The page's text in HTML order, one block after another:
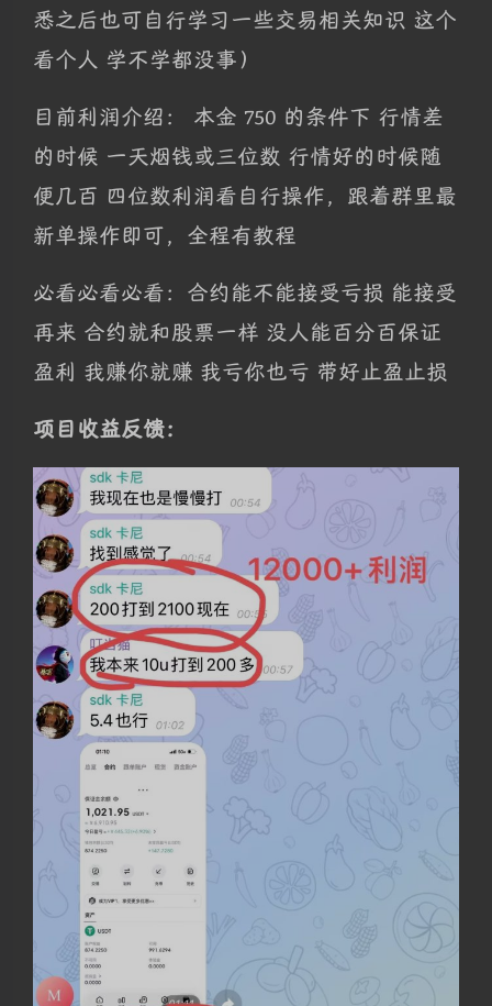
悉之后也可自行学习一些交易相关知识 这个
看个人 学不学都没事）
目前利润介绍： 本金 750 的条件下 行情差
的时候 一天烟钱或三位数 行情好的时候随
便几百 四位数利润看自行操作，跟着群里最
新单操作即可，全程有教程
必看必看必看：合约能不能接受亏损 能接受
再来 合约就和股票一样 没人能百分百保证
盈利 我赚你就赚 我亏你也亏 带好止盈止损
项目收益反馈：